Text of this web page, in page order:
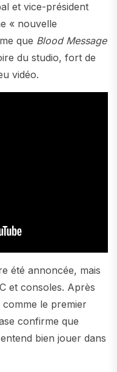
et vice-président
« nouvelle
que Blood Message
du studio, fort de
vidéo.
été annoncée, mais
et consoles. Après
le premier
confirme que
bien jouer dans